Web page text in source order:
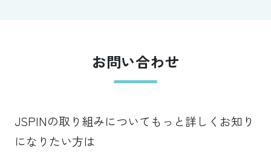
お問い合わせ
JSPINの取り組みについてもっと詳しくお知り
になりたい方は